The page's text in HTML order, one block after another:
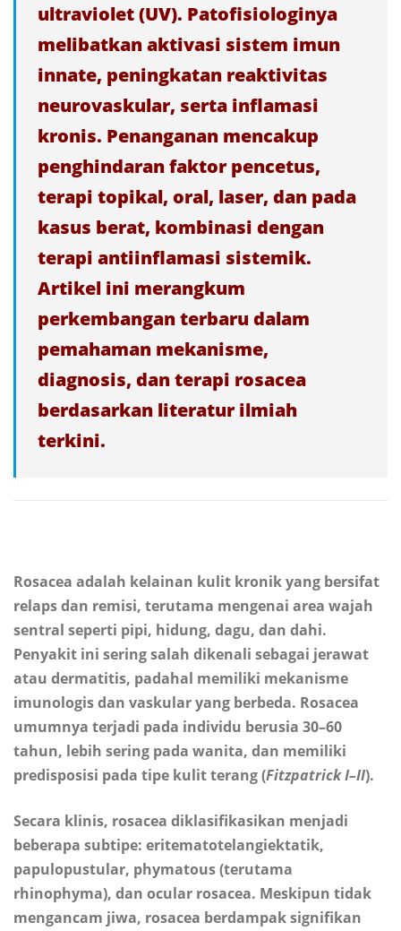
ultraviolet (UV). Patofisiologinya
melibatkan aktivasi sistem imun
innate, peningkatan reaktivitas
neurovaskular, serta inflamasi
kronis. Penanganan mencakup
penghindaran faktor pencetus,
terapi topikal, oral, laser, dan pada
kasus berat, kombinasi dengan
terapi antiinflamasi sistemik.
Artikel ini merangkum
perkembangan terbaru dalam
pemahaman mekanisme,
diagnosis, dan terapi rosacea
berdasarkan literatur ilmiah
terkini.
Rosacea adalah kelainan kulit kronik yang bersifat
relaps dan remisi, terutama mengenai area wajah
sentral seperti pipi, hidung, dagu, dan dahi.
Penyakit ini sering salah dikenali sebagai jerawat
atau dermatitis, padahal memiliki mekanisme
imunologis dan vaskular yang berbeda. Rosacea
umumnya terjadi pada individu berusia 30–60
tahun, lebih sering pada wanita, dan memiliki
predisposisi pada tipe kulit terang (Fitzpatrick I–II).
Secara klinis, rosacea diklasifikasikan menjadi
beberapa subtipe: eritematotelangiektatik,
papulopustular, phymatous (terutama
rhinophyma), dan ocular rosacea. Meskipun tidak
mengancam jiwa, rosacea berdampak signifikan